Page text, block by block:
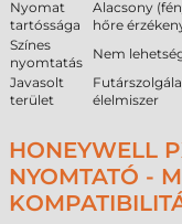
Nyomat
tartóssága
Alacsony
hőre
Színes
nyomtatás
Nem
Javasolt
terület
élelmiszer
HONEYWELL
NYOMTATÓ -